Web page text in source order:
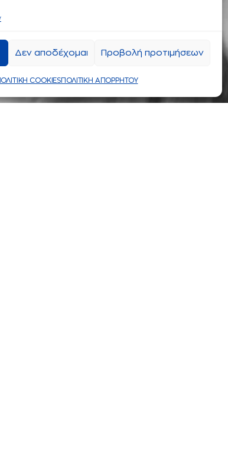
Δεν αποδέχομαι Προβολή προτιμήσεων
COOKIESΠΟΛΙΤΙΚΗ ΑΠΟΡΡΗΤΟΥ